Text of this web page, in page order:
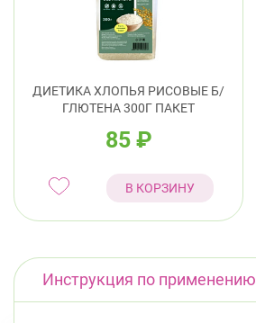
ДИЕТИКА ХЛОПЬЯ РИСОВЫЕ Б/
ГЛЮТЕНА 300Г ПАКЕТ
85 ₽
В КОРЗИНУ
Инструкция по применению